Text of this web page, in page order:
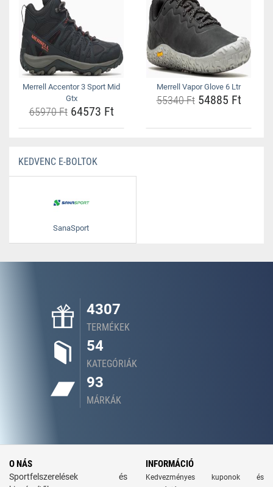
Merrell Accentor 3 Sport Mid
Gtx
65970 Ft64573 Ft
Merrell Vapor Glove 6 Ltr
55340 Ft54885 Ft
KEDVENC E-BOLTOK
SanaSport
4307
TERMÉKEK
54
KATEGÓRIÁK
93
MÁRKÁK
O NÁS
Sportfelszerelések és
INFORMÁCIÓ
Kedvezményes kuponok és